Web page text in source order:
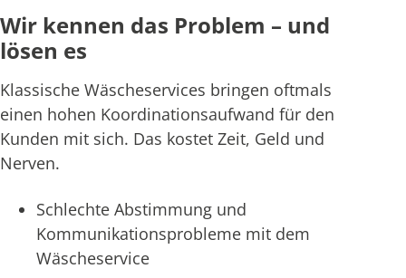
Wir kennen das Problem – und
lösen es
Klassische Wäscheservices bringen oftmals
einen hohen Koordinationsaufwand für den
Kunden mit sich. Das kostet Zeit, Geld und
Nerven.
Schlechte Abstimmung und
Kommunikationsprobleme mit dem
Wäscheservice